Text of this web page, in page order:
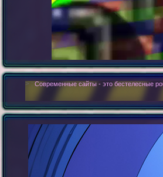
> : Современные сайты - это бестелесные